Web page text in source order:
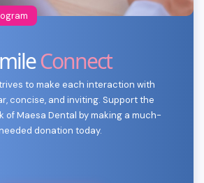
Connect
to make each interaction with
concise, and inviting. Support the
of Maesa Dental by making a much-
donation today.